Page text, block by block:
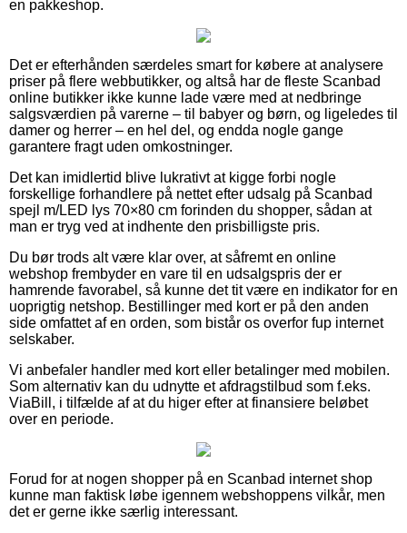
en pakkeshop.
Det er efterhånden særdeles smart for købere at analysere
priser på flere webbutikker, og altså har de fleste Scanbad
online butikker ikke kunne lade være med at nedbringe
salgsværdien på varerne – til babyer og børn, og ligeledes til
damer og herrer – en hel del, og endda nogle gange
garantere fragt uden omkostninger.
Det kan imidlertid blive lukrativt at kigge forbi nogle
forskellige forhandlere på nettet efter udsalg på Scanbad
spejl m/LED lys 70×80 cm forinden du shopper, sådan at
man er tryg ved at indhente den prisbilligste pris.
Du bør trods alt være klar over, at såfremt en online
webshop frembyder en vare til en udsalgspris der er
hamrende favorabel, så kunne det tit være en indikator for en
uoprigtig netshop. Bestillinger med kort er på den anden
side omfattet af en orden, som bistår os overfor fup internet
selskaber.
Vi anbefaler handler med kort eller betalinger med mobilen.
Som alternativ kan du udnytte et afdragstilbud som f.eks.
ViaBill, i tilfælde af at du higer efter at finansiere beløbet
over en periode.
Forud for at nogen shopper på en Scanbad internet shop
kunne man faktisk løbe igennem webshoppens vilkår, men
det er gerne ikke særlig interessant.